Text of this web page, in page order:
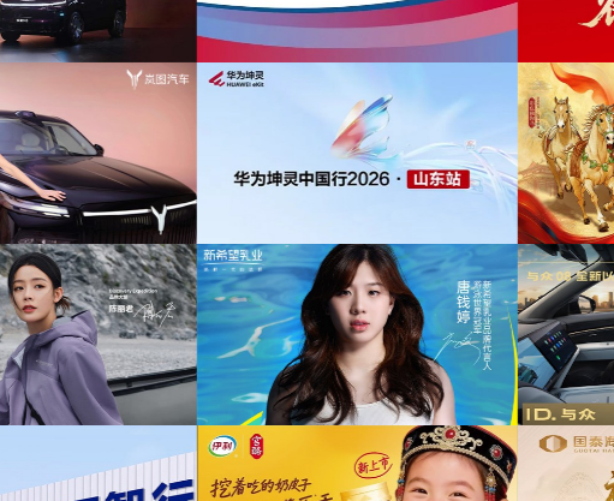
(6)
轻快 (6)
(6)
(6)
欢欣
神秘 (6)
弹拨 (6)
正能量 (6)
古怪的 (6)
amusements (5)
汇人寿三周年宣传项目提供音乐版权
为中信期货有限公司2026年中策略会提供音
为中国行2026山东站传播项目提供音乐
版权
为光明优加x上海博物馆马年限定礼盒宣传项
目提供音乐版权